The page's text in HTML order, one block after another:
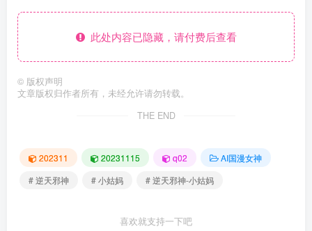
此处内容已隐藏，请付费后查看
© 版权声明
文章版权归作者所有，未经允许请勿转载。
THE END
202311 20231115 q02
AI国漫女神
# 逆天邪神
# 小姑妈 # 逆天邪神-小姑妈
喜欢就支持一下吧